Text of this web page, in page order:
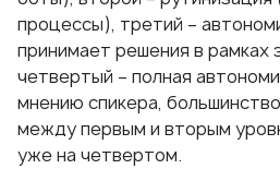
процессы), третий –
принимает решения в рамках
четвертый – полная
мнению спикера,
между первым и вторым
уже на четвертом.